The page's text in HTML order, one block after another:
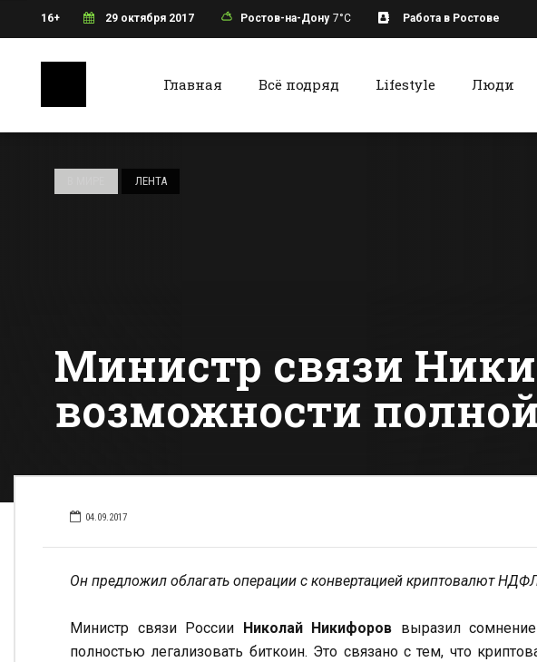
16+ 29 октября 2017 Ростов-на-Дону 7°C Работа в Ростове
Главная Всё подряд Lifestyle Люди
районов
ЛЕНТА
Министр связи
возможности
04.09.2017
Он предложил облагать операции с конвертацией криптовалют
Министр связи России Николай Никифоров выразил
полностью легализовать биткоин. Это связано с тем, что